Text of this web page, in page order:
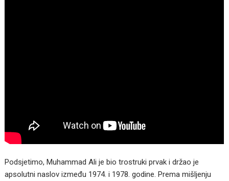
Podsjetimo, Muhammad Ali je bio trostruki prvak i držao je
apsolutni naslov između 1974. i 1978. godine. Prema mišljenju